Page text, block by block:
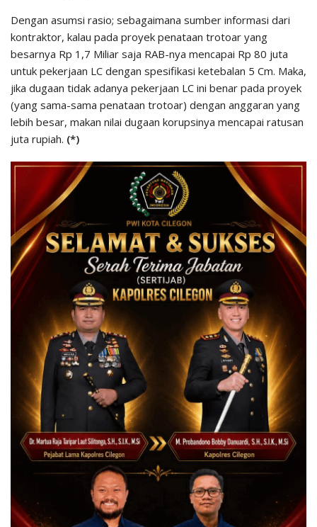
Dengan asumsi rasio; sebagaimana sumber informasi dari
kontraktor, kalau pada proyek penataan trotoar yang
besarnya Rp 1,7 Miliar saja RAB-nya mencapai Rp 80 juta
untuk pekerjaan LC dengan spesifikasi ketebalan 5 Cm. Maka,
jika dugaan tidak adanya pekerjaan LC ini benar pada proyek
(yang sama-sama penataan trotoar) dengan anggaran yang
lebih besar, makan nilai dugaan korupsinya mencapai ratusan
juta rupiah. (*)